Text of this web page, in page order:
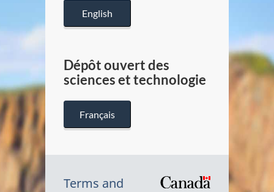
English
Dépôt ouvert des
sciences et technologie
Français
Terms and